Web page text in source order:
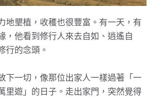
地墾植，收穫也很豐富。有一天，有
，他看到修行人來去自如、逍遙自
行的念頭。
下一切，像那位出家人一樣過著「一
里遊」的日子。走出家門，突然覺得